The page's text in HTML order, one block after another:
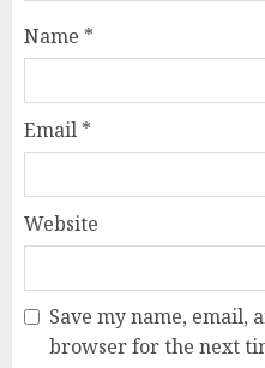
Name *
Email *
Website
Save my name, email,
browser for the next